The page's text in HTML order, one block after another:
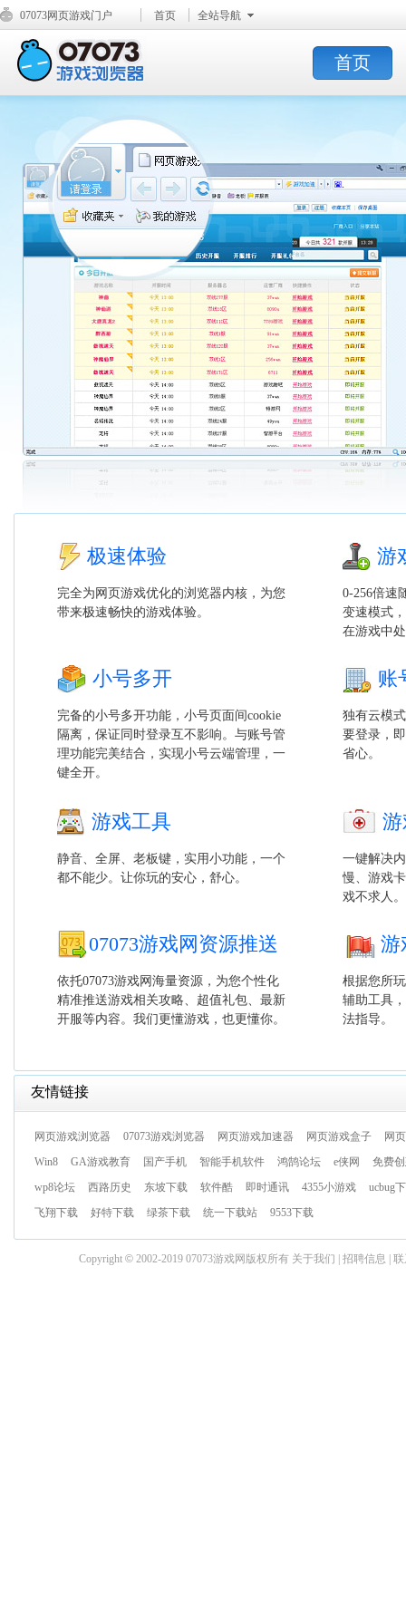
07073网页游戏门户 首页 全站导航
首页
极速体验
完全为网页游戏优化的浏览器内核，为您
带来极速畅快的游戏体验。
游
0-256倍速
变速模式
在游戏中
小号多开
完备的小号多开功能，小号页面间cookie
隔离，保证同时登录互不影响。与账号管
理功能完美结合，实现小号云端管理，一
键全开。
账
独有云模
要登录，
省心。
游戏工具
静音、全屏、老板键，实用小功能，一个
都不能少。让你玩的安心，舒心。
一键解决
慢、游戏
戏不求人。
07073游戏网资源推送
依托07073游戏网海量资源，为您个性化
精准推送游戏相关攻略、超值礼包、最新
开服等内容。我们更懂游戏，也更懂你。
游
根据您所
辅助工具
法指导。
友情链接
网页游戏浏览器 07073游戏浏览器 网页游戏加速器 网页游戏盒子
网
Win8
GA游戏教育 国产手机 智能手机软件 鸿鹄论坛 e侠网
免费
wp8论坛
西路历史 东坡下载 软件酷 即时通讯 4355小游戏
ucbug
飞翔下载
好特下载 绿茶下载 统一下载站 9553下载
Copyright © 2002-2019 07073游戏网版权所有 关于我们 招聘信息